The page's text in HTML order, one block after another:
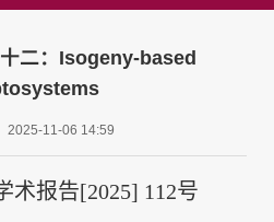
二：Isogeny-based
2025-11-06 14:59
术报告[2025] 112号